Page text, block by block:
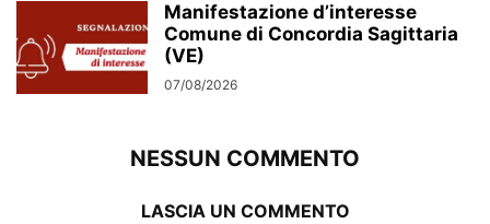
Manifestazione d’interesse
Comune di Concordia Sagittaria
(VE)
07/08/2026
NESSUN COMMENTO
LASCIA UN COMMENTO